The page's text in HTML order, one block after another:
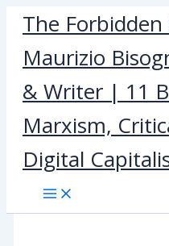
Skip
content
The
Maurizio
& Writer | 11
Marxism,
Digital